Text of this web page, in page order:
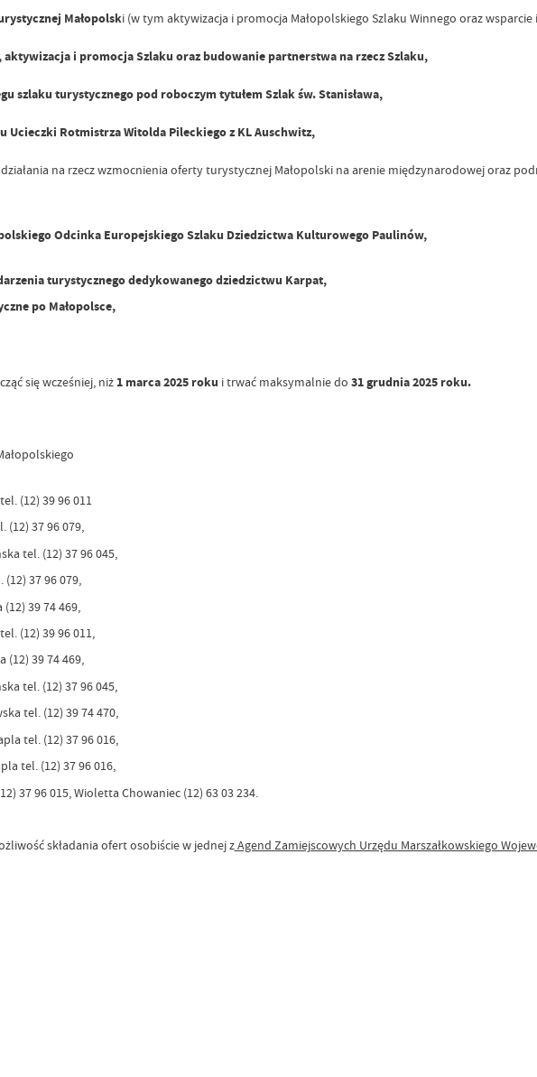
Małopolski (w tym aktywizacja i promocja Małopolskiego Szlaku Winnego oraz
i promocja Szlaku oraz budowanie partnerstwa na rzecz Szlaku,
szlaku turystycznego pod roboczym tytułem Szlak św. Stanisława,
Rotmistrza Witolda Pileckiego z KL Auschwitz,
na rzecz wzmocnienia oferty turystycznej Małopolski na arenie międzynarodowej oraz
Odcinka Europejskiego Szlaku Dziedzictwa Kulturowego Paulinów,
turystycznego dedykowanego dziedzictwu Karpat,
po Małopolsce,
się wcześniej, niż 1 marca 2025 roku i trwać maksymalnie do 31 grudnia 2025 roku.
(12) 39 96 011
37 96 079,
tel. (12) 37 96 045,
37 96 079,
39 74 469,
(12) 39 96 011,
(12) 39 74 469,
tel. (12) 37 96 045,
tel. (12) 39 74 470,
tel. (12) 37 96 016,
tel. (12) 37 96 016,
37 96 015, Wioletta Chowaniec (12) 63 03 234.
składania ofert osobiście w jednej zAgend Zamiejscowych Urzędu Marszałkowskiego